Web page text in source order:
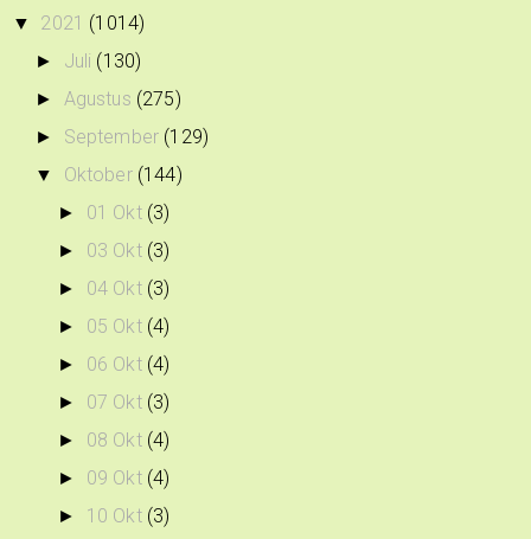
▼ 2021 (1014)
► Juli (130)
► Agustus (275)
► September (129)
▼ Oktober (144)
► 01 Okt (3)
► 03 Okt (3)
► 04 Okt (3)
► 05 Okt (4)
► 06 Okt (4)
► 07 Okt (3)
► 08 Okt (4)
► 09 Okt (4)
► 10 Okt (3)